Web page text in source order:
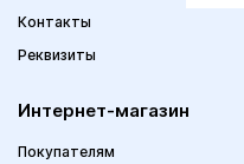
Контакты
Реквизиты
Интернет-магазин
Покупателям